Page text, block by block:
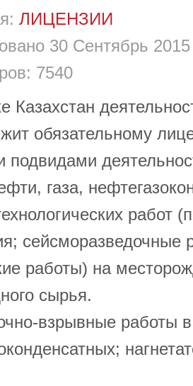
ЛИЦЕНЗИИ
30 Сентябрь 2015
7540
Казахстан
обязательному
газа,
работ
сейсморазведочные
работы) на
сырья.
взрывные работы